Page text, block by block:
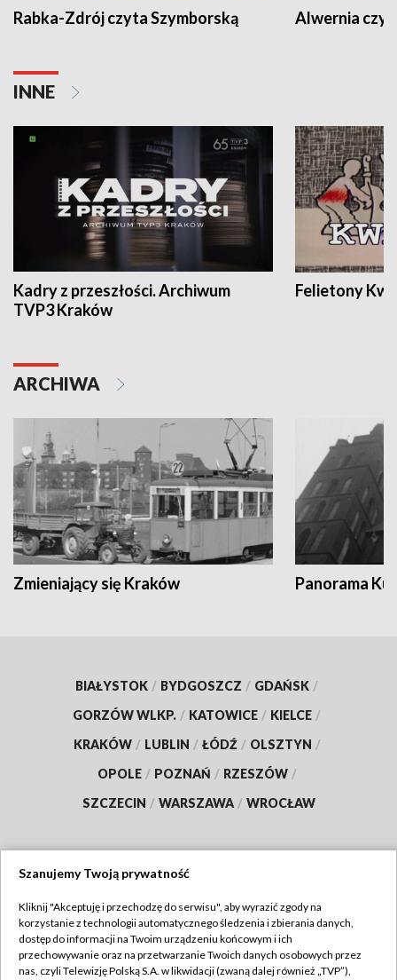
Rabka-Zdrój czyta Szymborską Alwernia
INNE
Kadry z przeszłości. Archiwum
TVP3 Kraków
Felietony
ARCHIWA
Zmieniający się Kraków Panorama
BIAŁYSTOK / BYDGOSZCZ / GDAŃSK /
GORZÓW WLKP. / KATOWICE / KIELCE /
KRAKÓW / LUBLIN / ŁÓDŹ / OLSZTYN /
OPOLE / POZNAŃ / RZESZÓW /
SZCZECIN / WARSZAWA / WROCŁAW
TVP
Abonament TVP
Regulamin TVP
Szanujemy Twoją prywatność
Kliknij "Akceptuję i przechodzę do serwisu", aby wyrazić zgody na
korzystanie z technologii automatycznego śledzenia i zbierania danych,
dostęp do informacji na Twoim urządzeniu końcowym i ich
przechowywanie oraz na przetwarzanie Twoich danych osobowych przez
nas, czyli Telewizję Polską S.A. w likwidacji (zwaną dalej również „TVP”),